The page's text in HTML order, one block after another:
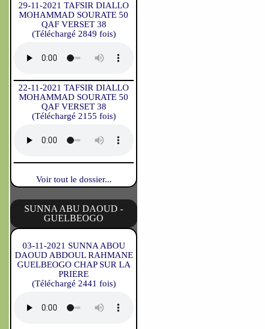
29-11-2021 TAFSIR DIALLO
MOHAMMAD SOURATE 50
QAF VERSET 38
(Téléchargé 2849 fois)
22-11-2021 TAFSIR DIALLO
MOHAMMAD SOURATE 50
QAF VERSET 38
(Téléchargé 2155 fois)
Voir tout le dossier...
SUNNA ABU DAOUD -
GUELBEOGO
03-11-2021 SUNNA ABOU
DAOUD ABDOUL RAHMANE
GUELBEOGO CHAP SUR LA
PRIERE
(Téléchargé 2441 fois)